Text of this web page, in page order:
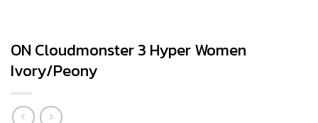
ON Cloudmonster 3 Hyper Women
Ivory/Peony